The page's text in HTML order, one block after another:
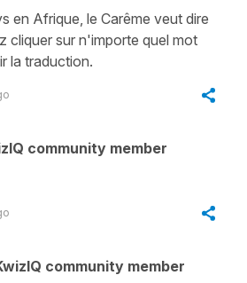
en Afrique, le Carême veut dire
cliquer sur n'importe quel mot
la traduction.
community member
community member